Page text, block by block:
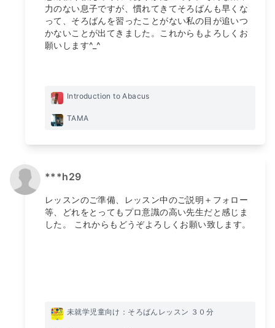
力のない息子ですが、慣れてきてそろばんも早くな
って、そろばんを習ったことがない私の目が追いつ
かないことが出てきました。これからもよろしくお
願いします^_^
Introduction to Abacus
TAMA
***h29
レッスンのご準備、レッスン中のご説明＋フォロー
等、どれをとってもプロ意識の高い先生だと感じま
した。 これからもどうぞよろしくお願い致します。
未就学児童向け：そろばんレッスン ３０分